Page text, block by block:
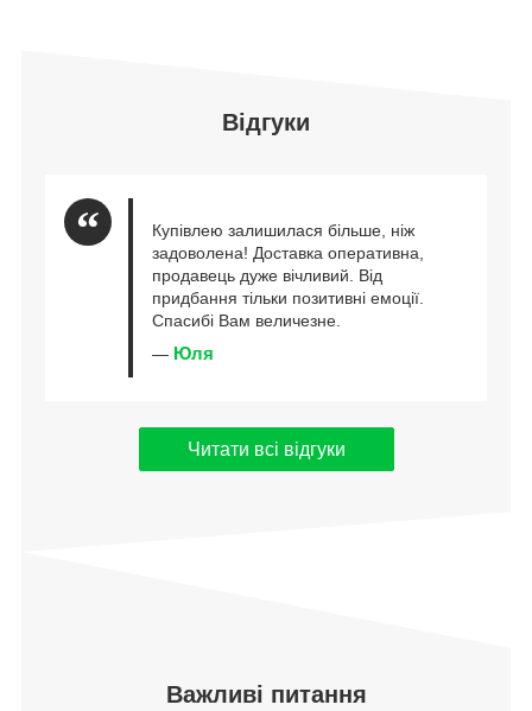
Відгуки
Купівлею залишилася більше, ніж
задоволена! Доставка оперативна,
продавець дуже вічливий. Від
придбання тільки позитивні емоції.
Спасибі Вам величезне.
— Юля
Читати всі відгуки
Важливі питання